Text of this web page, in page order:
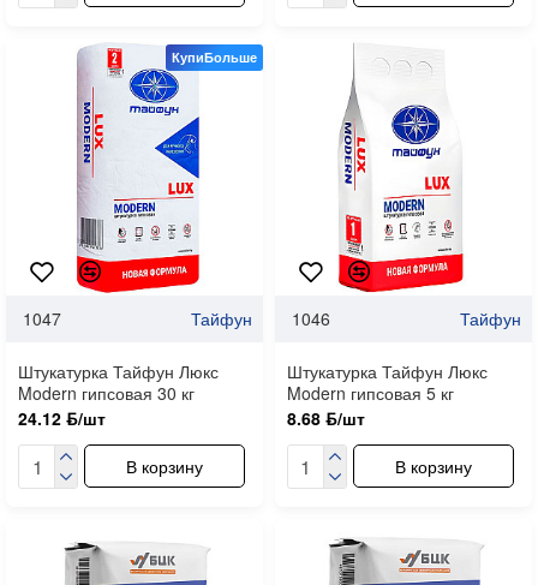
КупиБольше
1047 Тайфун
Штукатурка Тайфун Люкс
Modern гипсовая 30 кг
24.12 ƃ/шт
В корзину
1046 Тайфун
Штукатурка Тайфун Люкс
Modern гипсовая 5 кг
8.68 ƃ/шт
В корзину